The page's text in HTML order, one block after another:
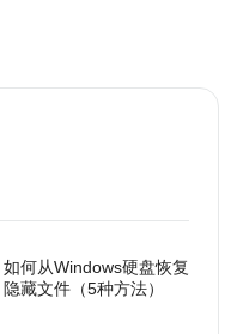
如何从Windows硬盘恢复
隐藏文件（5种方法）